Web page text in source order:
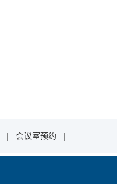
| 会议室预约 |